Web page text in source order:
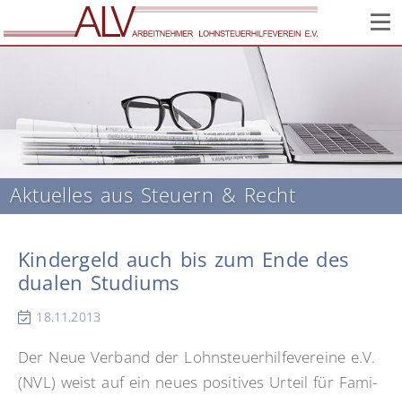
Corona: Infos zur Lage im Verein // Wir sind weiter für Sie
da!
Aktuelles aus Steuern & Recht
Kindergeld auch bis zum Ende des
dualen Studiums
18.11.2013
Der Neue Ver­band der Lohn­steu­er­hil­fe­ver­ei­ne e.V.
(NVL) weist auf ein neu­es po­si­ti­ves Ur­teil für Fa­mi­